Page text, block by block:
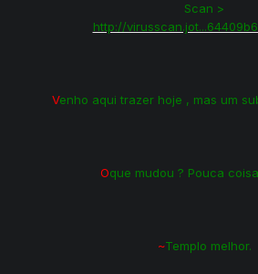
Scan >
http://
Venho aqui trazer hoje , mas um
Oque mudou ? Pouca
~Templo melhor.